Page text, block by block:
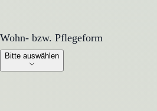
Wohn- bzw. Pflegeform
Wohn- bzw. Pflegeform
Bitte auswählen